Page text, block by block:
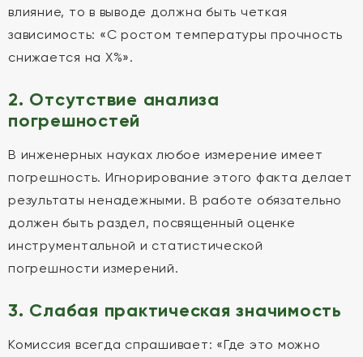
влияние, то в выводе должна быть четкая
зависимость: «С ростом температуры прочность
снижается на X%».
2. Отсутствие анализа
погрешностей
В инженерных науках любое измерение имеет
погрешность. Игнорирование этого факта делает
результаты ненадежными. В работе обязательно
должен быть раздел, посвященный оценке
инструментальной и статистической
погрешности измерений.
3. Слабая практическая значимость
Комиссия всегда спрашивает: «Где это можно